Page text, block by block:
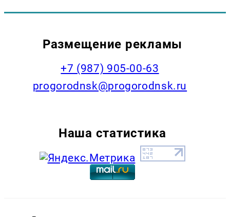
Размещение рекламы
+7 (987) 905-00-63
progorodnsk@progorodnsk.ru
Наша статистика